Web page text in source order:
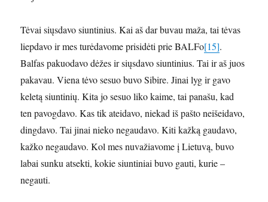
Tėvai siųsdavo siuntinius. Kai aš dar buvau maža, tai tėvas
liepdavo ir mes turėdavome prisidėti prie BALFo[15].
Balfas pakuodavo dėžes ir siųsdavo siuntinius. Tai ir aš juos
pakavau. Viena tėvo sesuo buvo Sibire. Jinai lyg ir gavo
keletą siuntinių. Kita jo sesuo liko kaime, tai panašu, kad
ten pavogdavo. Kas tik ateidavo, niekad iš pašto neišeidavo,
dingdavo. Tai jinai nieko negaudavo. Kiti kažką gaudavo,
kažko negaudavo. Kol mes nuvažiavome į Lietuvą, buvo
labai sunku atsekti, kokie siuntiniai buvo gauti, kurie –
negauti.